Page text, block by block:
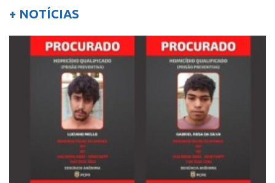
+ NOTÍCIAS